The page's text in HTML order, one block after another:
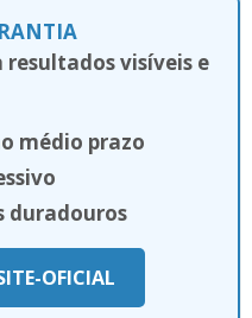
resultados visíveis e
médio prazo
duradouros
OFICIAL